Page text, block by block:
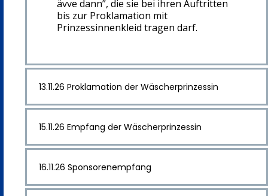
ävve dann”, die sie bei ihren Auftritten
bis zur Proklamation mit
Prinzessinnenkleid tragen darf.
13.11.26 Proklamation der Wäscherprinzessin
15.11.26 Empfang der Wäscherprinzessin
16.11.26 Sponsorenempfang